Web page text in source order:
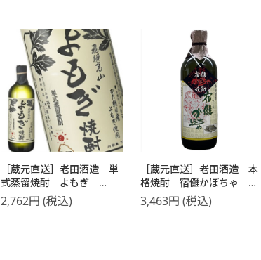
［蔵元直送］老田酒造 単
式蒸留焼酎 よもぎ
720ml
2,762円 (税込)
［蔵元直送］老田酒造 本
格焼酎 宿儺かぼちゃ
720ml
3,463円 (税込)